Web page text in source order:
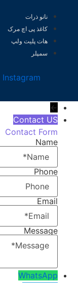
نانو ذرات
کاغذ پی اچ مرک
هات پلیت ولپ
سمپلر
Instagram
←
Contact US
Contact Form
Name
Phone
Email
Message
WhatsApp